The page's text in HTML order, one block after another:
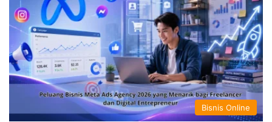
Jaringan:Bergabunglah dengan komunitas online dan
offline untuk memperluas jaringan dan mendapatkan
informasi terbaru.
Dengan strategi yang tepat dan kerja keras, Anda bisa
sukses menjalankan bisnis online minim modal dan
meraih keuntungan besar di tahun 2025. Jangan ragu
untuk memulai, karena peluang selalu ada bagi
mereka yang berani mencoba!
Bisnis Online